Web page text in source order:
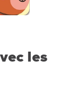
les